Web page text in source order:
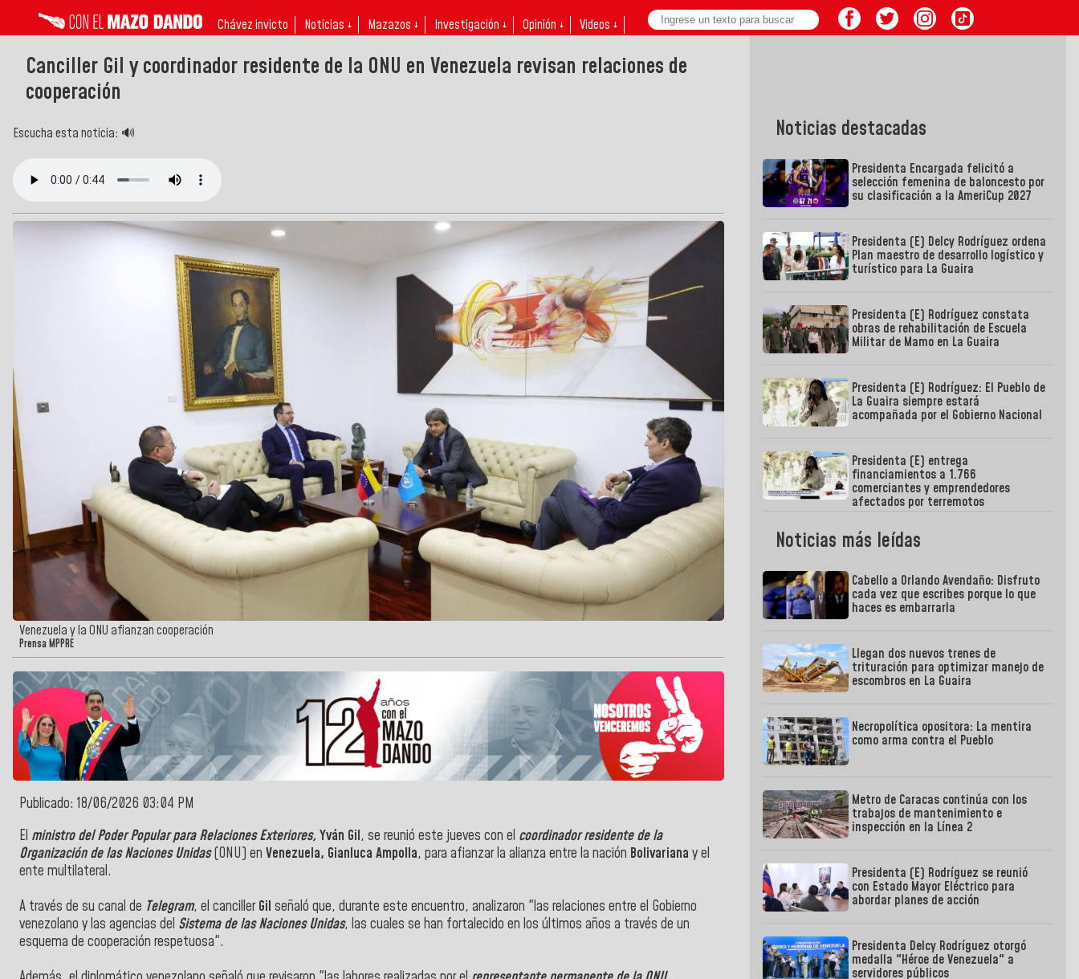
Chávez invicto Noticias ↓ Mazazos ↓ Investigación ↓ Opinión ↓ Videos ↓
Canciller Gil y coordinador residente de la ONU en Venezuela revisan relaciones de
cooperación
Escucha esta noticia: 🔊
Venezuela y la ONU afianzan cooperación
Prensa MPPRE
Publicado: 18/06/2026 03:04 PM
El ministro del Poder Popular para Relaciones Exteriores, Yván Gil, se reunió este jueves con el coordinador residente de la
Organización de las Naciones Unidas(ONU) en Venezuela, Gianluca Ampolla, para afianzar la alianza entre la nación Bolivariana y el
ente multilateral.
A través de su canal de Telegram, el cancillerGil señaló que, durante este encuentro, analizaron "las relaciones entre el Gobierno
venezolano y las agencias del Sistema de las Naciones Unidas, las cuales se han fortalecido en los últimos años a través de un
esquema de cooperación respetuosa".
Noticias destacadas
Presidenta Encargada felicitó a
selección femenina de baloncesto por
su clasificación a la AmeriCup 2027
Presidenta (E) Delcy Rodríguez ordena
Plan maestro de desarrollo logístico y
turístico para La Guaira
Presidenta (E) Rodríguez constata
obras de rehabilitación de Escuela
Militar de Mamo en La Guaira
Presidenta (E) Rodríguez: El Pueblo de
La Guaira siempre estará
acompañada por el Gobierno Nacional
Presidenta (E) entrega
financiamientos a 1.766
comerciantes y emprendedores
afectados por terremotos
Noticias más leídas
Cabello a Orlando Avendaño: Disfruto
cada vez que escribes porque lo que
haces es embarrarla
Llegan dos nuevos trenes de
trituración para optimizar manejo de
escombros en La Guaira
Necropolítica opositora: La mentira
como arma contra el Pueblo
Metro de Caracas continúa con los
trabajos de mantenimiento e
inspección en la Línea 2
Presidenta (E) Rodríguez se reunió
con Estado Mayor Eléctrico para
abordar planes de acción
Presidenta Delcy Rodríguez otorgó
medalla "Héroe de Venezuela" a
servidores públicos